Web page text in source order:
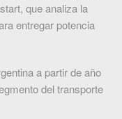
que analiza la
entregar potencia
a partir de año
del transporte